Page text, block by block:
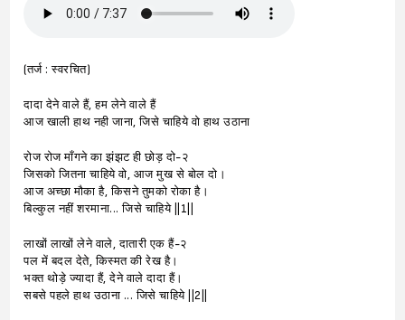
(तर्ज : स्वरचित)
दादा देने वाले हैं, हम लेने वाले हैं
आज खाली हाथ नही जाना, जिसे चाहिये वो हाथ उठाना
रोज रोज माँगने का झंझट ही छोड़ दो-२
जिसको जितना चाहिये वो, आज मुख से बोल दो।
आज अच्छा मौका है, किसने तुमको रोका है।
बिल्कुल नहीं शरमाना... जिसे चाहिये ||1||
लाखों लाखों लेने वाले, दातारी एक हैं-२
पल में बदल देते, किस्मत की रेख है।
भक्त थोड़े ज्यादा हैं, देने वाले दादा हैं।
सबसे पहले हाथ उठाना ... जिसे चाहिये ||2||